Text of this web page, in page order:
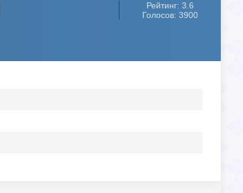
Рейтинг: 3.6
Голосов: 3900